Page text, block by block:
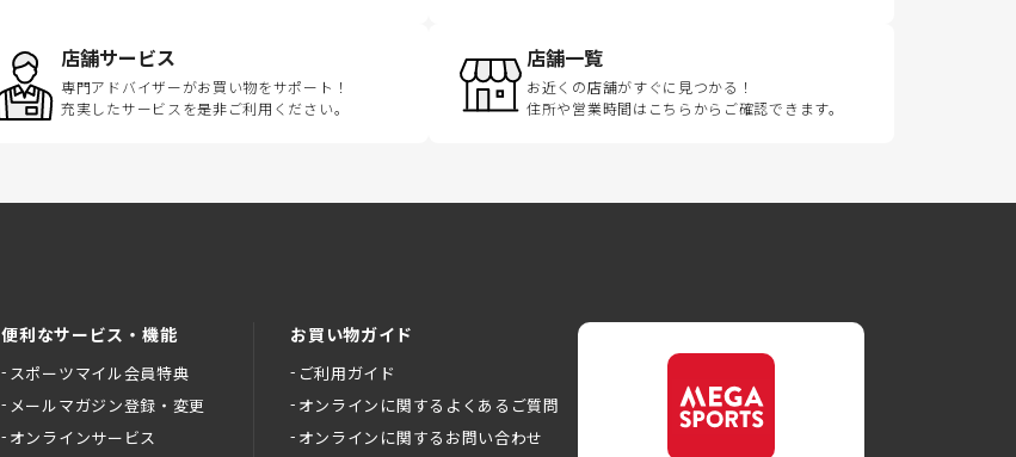
店舗サービス
専門アドバイザーがお買い物をサポート！
充実したサービスを是非ご利用ください。
店舗一覧
お近くの店舗がすぐに見つかる！
住所や営業時間はこちらからご確認できます。
便利なサービス・機能
スポーツマイル会員特典
メールマガジン登録・変更
オンラインサービス
お買い物ガイド
ご利用ガイド
オンラインに関するよくあるご質問
オンラインに関するお問い合わせ